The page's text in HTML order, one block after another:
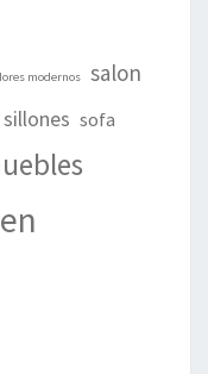
modernos salon
sillones sofa